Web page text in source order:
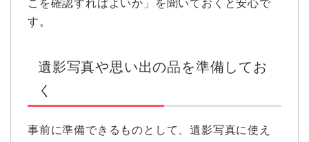
こを確認すればよいか」を聞いておくと安心で
す。
遺影写真や思い出の品を準備してお
く
事前に準備できるものとして、遺影写真に使え